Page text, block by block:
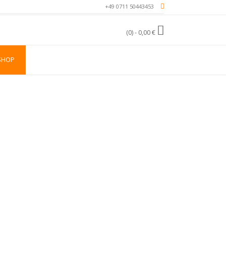
+49 0711 50443453
(0)- 0,00 €